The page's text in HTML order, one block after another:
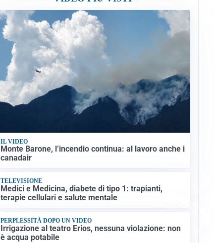
IL VIDEO
Monte Barone, l’incendio continua: al lavoro anche i
canadair
TELEVISIONE
Medici e Medicina, diabete di tipo 1: trapianti,
terapie cellulari e salute mentale
PERPLESSITÀ DOPO UN VIDEO
Irrigazione al teatro Erios, nessuna violazione: non
è acqua potabile